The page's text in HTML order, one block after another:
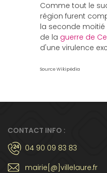
Comme tout le
région furent
la seconde moitié
de la guerre de
d'une virulence
Source Wikipédia
CONTACT INFO :
04 90 09 83 83
mairie[@]villelaure.fr